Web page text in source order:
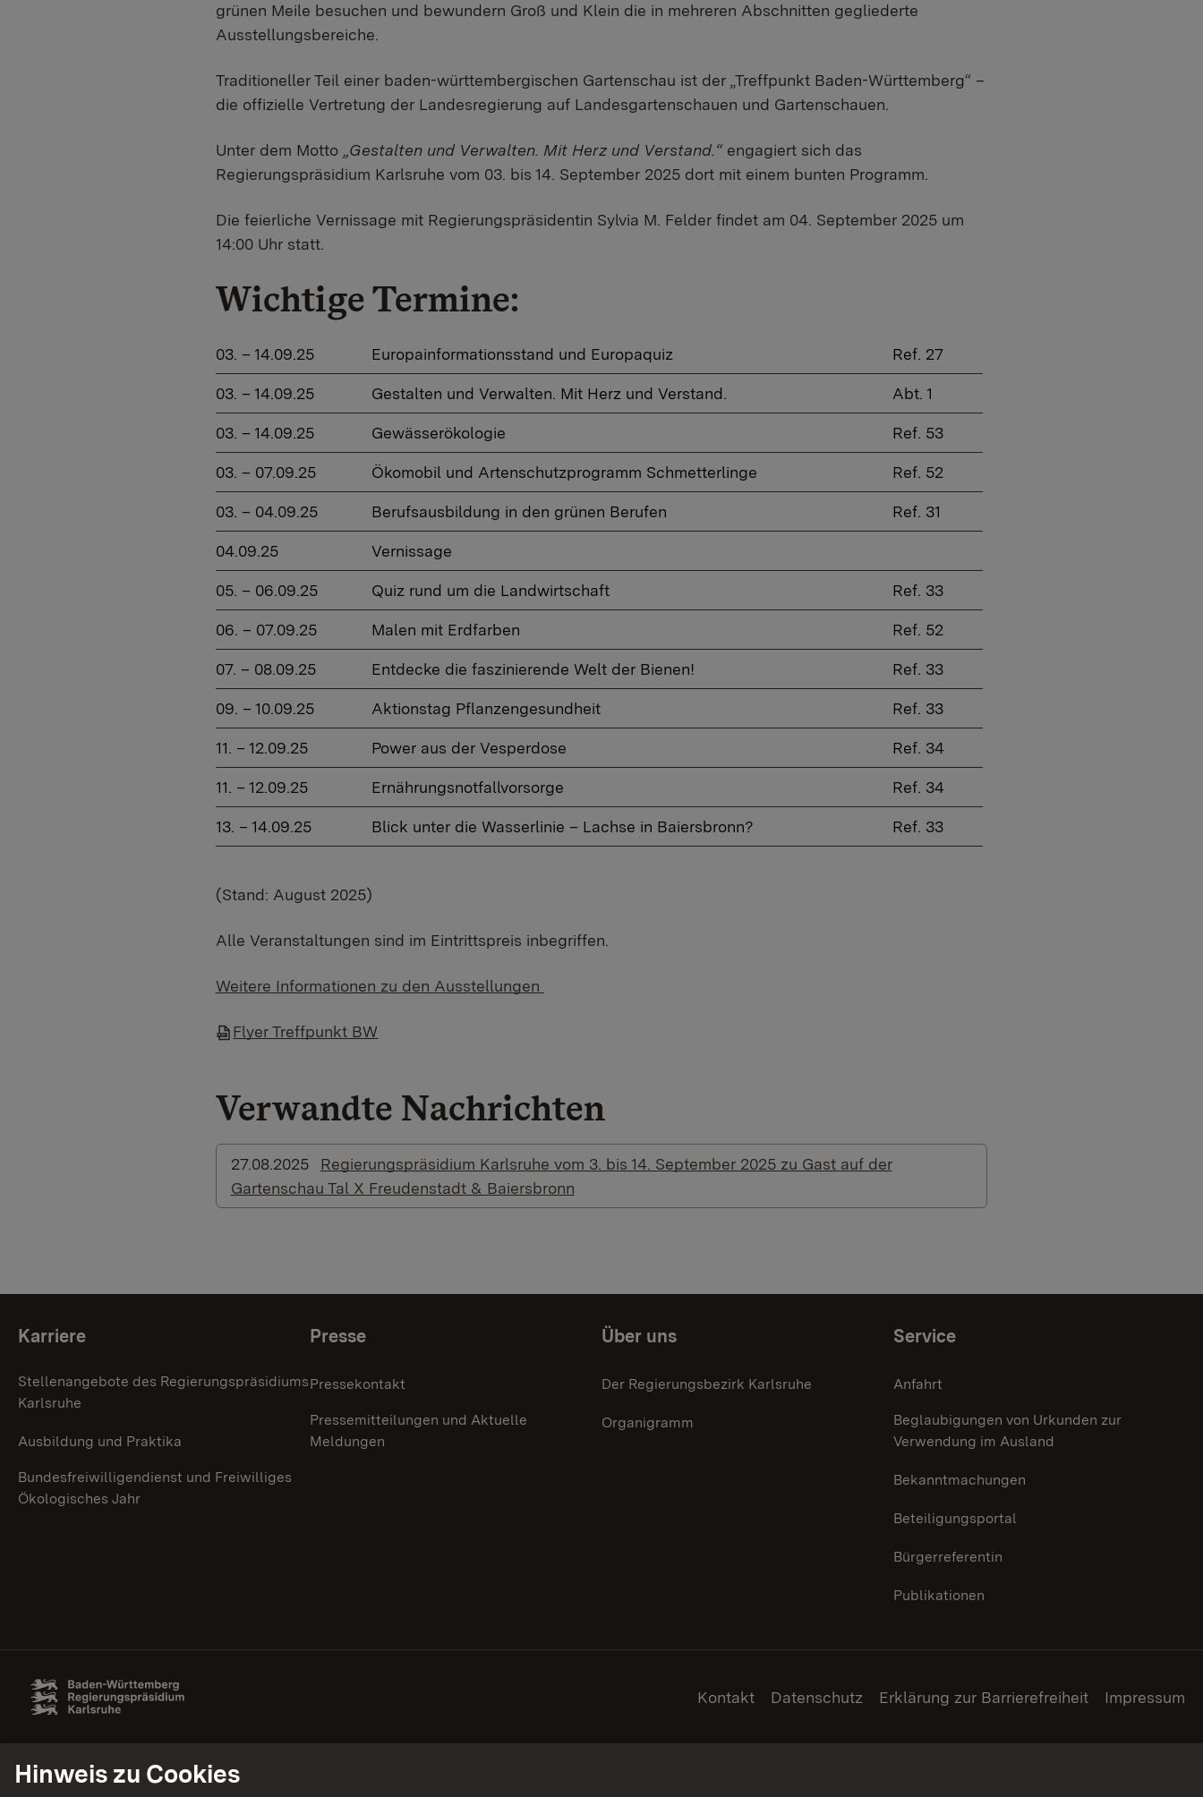
grünen Meile besuchen und bewundern Groß und Klein die in mehreren Abschnitten gegliederte
Ausstellungsbereiche.
Traditioneller Teil einer baden-württembergischen Gartenschau ist der „Treffpunkt Baden-Württemberg“ –
die offizielle Vertretung der Landesregierung auf Landesgartenschauen und Gartenschauen.
Unter dem Motto „Gestalten und Verwalten. Mit Herz und Verstand.“engagiert sich das
Regierungspräsidium Karlsruhe vom 03. bis 14. September 2025 dort mit einem bunten Programm.
Die feierliche Vernissage mit Regierungspräsidentin Sylvia M. Felder findet am 04. September 2025 um
14:00 Uhr statt.
Wichtige Termine:
03. – 14.09.25 Europainformationsstand und Europaquiz Ref. 27
03. – 14.09.25 Gestalten und Verwalten. Mit Herz und Verstand. Abt. 1
03. – 14.09.25 Gewässerökologie Ref. 53
03. – 07.09.25 Ökomobil und Artenschutzprogramm Schmetterlinge Ref. 52
03. – 04.09.25 Berufsausbildung in den grünen Berufen Ref. 31
04.09.25 Vernissage
05. – 06.09.25 Quiz rund um die Landwirtschaft Ref. 33
06. – 07.09.25 Malen mit Erdfarben Ref. 52
07. – 08.09.25 Entdecke die faszinierende Welt der Bienen! Ref. 33
09. – 10.09.25 Aktionstag Pflanzengesundheit Ref. 33
11. – 12.09.25 Power aus der Vesperdose Ref. 34
11. – 12.09.25 Ernährungsnotfallvorsorge Ref. 34
13. – 14.09.25 Blick unter die Wasserlinie – Lachse in Baiersbronn? Ref. 33
(Stand: August 2025)
Alle Veranstaltungen sind im Eintrittspreis inbegriffen.
Weitere Informationen zu den Ausstellungen
Flyer Treffpunkt BW
Verwandte Nachrichten
27.08.2025
Regierungspräsidium Karlsruhe vom 3. bis 14. September 2025 zu Gast auf der
Gartenschau Tal X Freudenstadt & Baiersbronn
Themenübersicht
Karriere
Stellenangebote des Regierungspräsidiums
Karlsruhe
Ausbildung und Praktika
Bundesfreiwilligendienst und Freiwilliges
Ökologisches Jahr
Presse
Pressekontakt
Pressemitteilungen und Aktuelle
Meldungen
Über uns
Der Regierungsbezirk Karlsruhe
Organigramm
Service
Anfahrt
Beglaubigungen von Urkunden zur
Verwendung im Ausland
Bekanntmachungen
Beteiligungsportal
Bürgerreferentin
Publikationen
Kontakt Datenschutz Erklärung zur Barrierefreiheit Impressum
Hinweis zu Cookies